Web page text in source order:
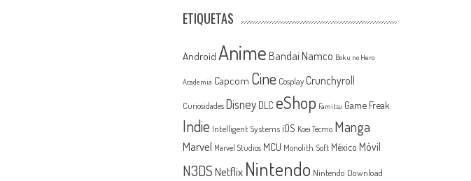
ETIQUETAS
Android Anime Bandai Namco Boku no Hero
Academia Capcom Cine Cosplay Crunchyroll
Curiosidades Disney DLC eShop Famitsu Game Freak
Indie Intelligent Systems iOS Koei Tecmo Manga
Marvel Marvel Studios MCU Monolith Soft México Móvil
N3DSNetflix Nintendo Nintendo Download